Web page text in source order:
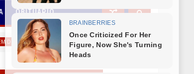
OBITUÁRIO
Vice - Prefeito Ademilson Moraes (Bico) deseja um